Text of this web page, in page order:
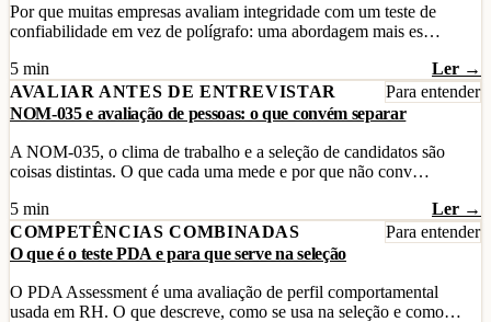
Por que muitas empresas avaliam integridade com um teste de
confiabilidade em vez de polígrafo: uma abordagem mais es…
5 min
Ler →
AVALIAR ANTES DE ENTREVISTAR
Para entender
NOM-035 e avaliação de pessoas: o que convém separar
A NOM-035, o clima de trabalho e a seleção de candidatos são
coisas distintas. O que cada uma mede e por que não conv…
5 min
Ler →
COMPETÊNCIAS COMBINADAS
Para entender
O que é o teste PDA e para que serve na seleção
O PDA Assessment é uma avaliação de perfil comportamental
usada em RH. O que descreve, como se usa na seleção e como…